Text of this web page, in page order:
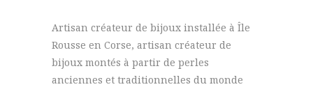
Artisan créateur de bijoux installée à Île
Rousse en Corse, artisan créateur de
bijoux montés à partir de perles
anciennes et traditionnelles du monde